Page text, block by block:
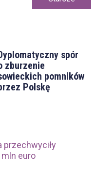
spór
zburzenie
pomników
Polskę
przechwyciły
euro